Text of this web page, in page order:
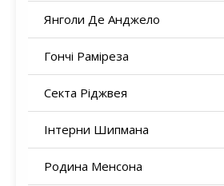
Янголи Де Анджело
Гончі Раміреза
Секта Ріджвея
Інтерни Шипмана
Родина Менсона